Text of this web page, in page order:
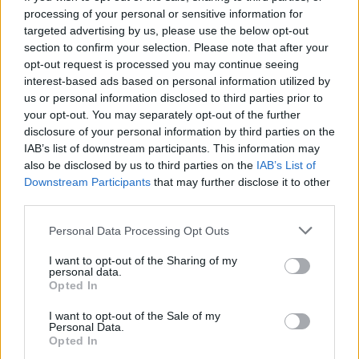
processing of your personal or sensitive information for
targeted advertising by us, please use the below opt-out
section to confirm your selection. Please note that after your
opt-out request is processed you may continue seeing
interest-based ads based on personal information utilized by
us or personal information disclosed to third parties prior to
your opt-out. You may separately opt-out of the further
disclosure of your personal information by third parties on the
IAB’s list of downstream participants. This information may
also be disclosed by us to third parties on the IAB’s List of
Downstream Participants that may further disclose it to other
Please note that this website/app uses one or more Google
not limited to your visit or usage behaviour. You may click to
grant or deny consent to Google and its third-party tags to
use your data for below specified purposes in below Google
consent section.
Personal Data Processing Opt Outs
I want to opt-out of the Sharing of my
personal data.
Opted In
I want to opt-out of the Sale of my
Personal Data.
Opted In
Film internazionale, casting per comparse in
Costa Smeralda
Porto Rotondo ospita la grande sfida della vela
nell’estate 2026
Controlli all’aeroporto di Olbia, sequestrati
caviale e sabbia rubata